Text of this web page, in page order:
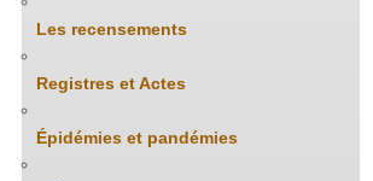
Les recensements
Registres et Actes
Épidémies et pandémies